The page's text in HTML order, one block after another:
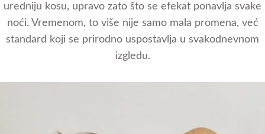
uredniju kosu, upravo zato što se efekat ponavlja svake
noći. Vremenom, to više nije samo mala promena, već
standard koji se prirodno uspostavlja u svakodnevnom
izgledu.